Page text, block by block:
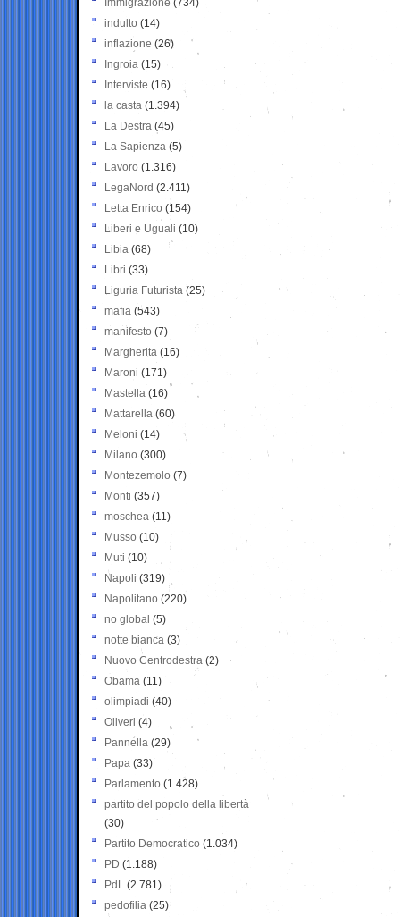
Immigrazione (734)
indulto (14)
inflazione (26)
Ingroia (15)
Interviste (16)
la casta (1.394)
La Destra (45)
La Sapienza (5)
Lavoro (1.316)
LegaNord (2.411)
Letta Enrico (154)
Liberi e Uguali (10)
Libia (68)
Libri (33)
Liguria Futurista (25)
mafia (543)
manifesto (7)
Margherita (16)
Maroni (171)
Mastella (16)
Mattarella (60)
Meloni (14)
Milano (300)
Montezemolo (7)
Monti (357)
moschea (11)
Musso (10)
Muti (10)
Napoli (319)
Napolitano (220)
no global (5)
notte bianca (3)
Nuovo Centrodestra (2)
Obama (11)
olimpiadi (40)
Oliveri (4)
Pannella (29)
Papa (33)
Parlamento (1.428)
partito del popolo della libertà
(30)
Partito Democratico (1.034)
PD (1.188)
PdL (2.781)
pedofilia (25)